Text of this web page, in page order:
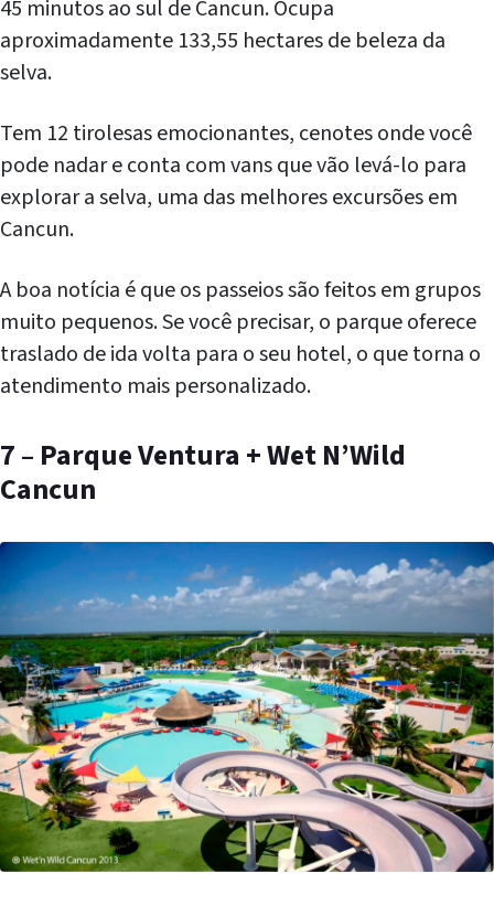
45 minutos ao sul de Cancun. Ocupa
aproximadamente 133,55 hectares de beleza da
selva.
Tem 12 tirolesas emocionantes, cenotes onde você
pode nadar e conta com vans que vão levá-lo para
explorar a selva, uma das melhores excursões em
Cancun.
A boa notícia é que os passeios são feitos em grupos
muito pequenos. Se você precisar, o parque oferece
traslado de ida volta para o seu hotel, o que torna o
atendimento mais personalizado.
7 – Parque Ventura + Wet N’Wild
Cancun